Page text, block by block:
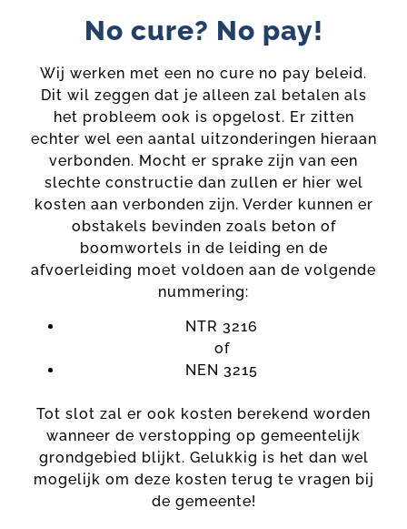
No cure? No pay!
Wij werken met een no cure no pay beleid.
Dit wil zeggen dat je alleen zal betalen als
het probleem ook is opgelost. Er zitten
echter wel een aantal uitzonderingen hieraan
verbonden. Mocht er sprake zijn van een
slechte constructie dan zullen er hier wel
kosten aan verbonden zijn. Verder kunnen er
obstakels bevinden zoals beton of
boomwortels in de leiding en de
afvoerleiding moet voldoen aan de volgende
nummering:
NTR 3216
of
NEN 3215
Tot slot zal er ook kosten berekend worden
wanneer de verstopping op gemeentelijk
grondgebied blijkt. Gelukkig is het dan wel
mogelijk om deze kosten terug te vragen bij
de gemeente!